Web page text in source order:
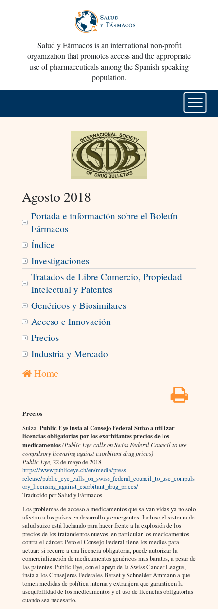
Salud y Fármacos is an international non-profit
organization that promotes access and the appropriate
use of pharmaceuticals among the Spanish-speaking
population.
Agosto 2018
Portada e información sobre el Boletín
Fármacos
Índice
Investigaciones
Tratados de Libre Comercio, Propiedad
Intelectual y Patentes
Genéricos y Biosimilares
Acceso e Innovación
Precios
Industria y Mercado
Home
Precios
Suiza.Public Eye insta al Consejo Federal Suizo a utilizar
licencias obligatorias por los exorbitantes precios de los
medicamentos(Public Eye calls on Swiss Federal Council to use
compulsory licensing against exorbitant drug prices)
Public Eye, 22 de mayo de 2018
https://www.publiceye.ch/en/media/press-
release/public_eye_calls_on_swiss_federal_council_to_use_compuls
ory_licensing_against_exorbitant_drug_prices/
Traducido por Salud y Fármacos
Los problemas de acceso a medicamentos que salvan vidas ya no solo
afectan a los países en desarrollo y emergentes. Incluso el sistema de
salud suizo está luchando para hacer frente a la explosión de los
precios de los tratamientos nuevos, en particular los medicamentos
contra el cáncer. Pero el Consejo Federal tiene los medios para
actuar: si recurre a una licencia obligatoria, puede autorizar la
comercialización de medicamentos genéricos más baratos, a pesar de
las patentes. Public Eye, con el apoyo de la Swiss Cancer League,
insta a los Consejeros Federales Berset y Schneider-Ammann a que
tomen medidas de política interna y extranjera que garanticen la
asequibilidad de los medicamentos y el uso de licencias obligatorias
cuando sea necesario.